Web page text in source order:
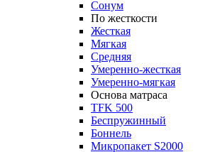
Сонум
По жесткости
Жесткая
Мягкая
Средняя
Умеренно-жесткая
Умеренно-мягкая
Основа матраса
TFK 500
Беспружинный
Боннель
Микропакет S2000